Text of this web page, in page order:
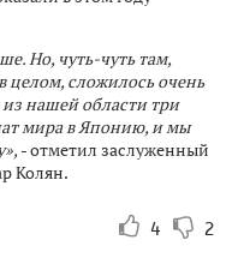
Но, чуть-чуть там,
целом, сложилось очень
нашей области три
мира в Японию, и мы
- отметил заслуженный
Колян.
4 2